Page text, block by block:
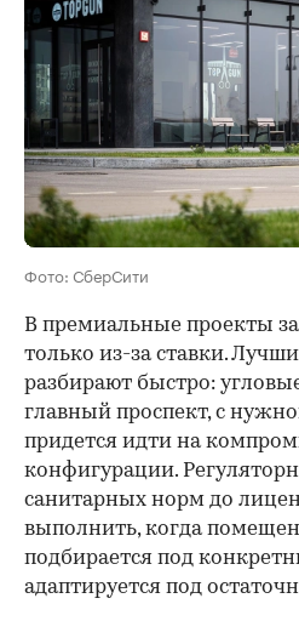
Фото: СберСити
В премиальные проекты
только из-за ставки.
разбирают быстро:
главный проспект, с
придется идти на
конфигурации.
санитарных норм до
выполнить, когда
подбирается под
адаптируется под